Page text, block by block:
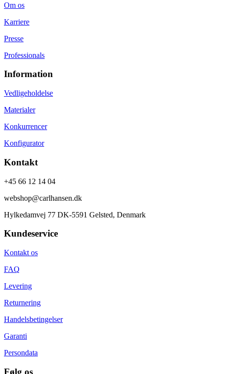
Om os
Karriere
Presse
Professionals
Information
Vedligeholdelse
Materialer
Konkurrencer
Konfigurator
Kontakt
+45 66 12 14 04
webshop@carlhansen.dk
Hylkedamvej 77 DK-5591 Gelsted, Denmark
Kundeservice
Kontakt os
FAQ
Levering
Returnering
Handelsbetingelser
Garanti
Persondata
Følg os